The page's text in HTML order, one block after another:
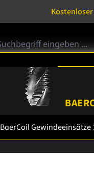
BaerCoil Gewindeeinsätze